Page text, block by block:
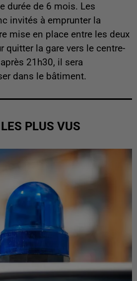
durée de 6 mois. Les
invités à emprunter la
mise en place entre les deux
quitter la gare vers le centre-
21h30, il sera
dans le bâtiment.
PLUS VUS